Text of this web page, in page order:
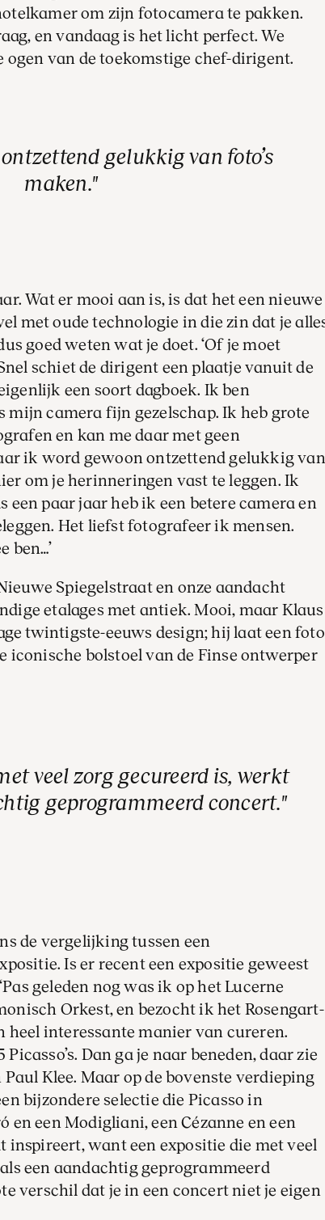
om zijn fotocamera te pakken.
en vandaag is het licht perfect. We
van de toekomstige chef-dirigent.
gelukkig van foto’s
maken.
Wat er mooi aan is, is dat het een nieuwe
met oude technologie in die zin dat je
goed weten wat je doet. ‘Of je moet
schiet de dirigent een plaatje vanuit de
een soort dagboek. Ik ben
mijn camera fijn gezelschap. Ik heb grote
en kan me daar met geen
ik word gewoon ontzettend gelukkig van
om je herinneringen vast te leggen. Ik
een paar jaar heb ik een betere camera en
Het liefst fotografeer ik mensen.
ben…’
­Spiegelstraat en onze aandacht
etalages met antiek. Mooi, maar Klaus
twintigste-eeuws design; hij laat een foto
iconische bolstoel van de Finse ontwerper
veel zorg gecureerd is, werkt
geprogrammeerd concert.
de vergelijking tussen een
Is er recent een expositie geweest
geleden nog was ik op het Lucerne
Orkest, en bezocht ik het Rosengart-
heel interessante manier van cureren.
Dan ga je naar beneden, daar zie
Klee. Maar op de bovenste verdieping
bijzondere selectie die Picasso in
en een Modigliani, een Cézanne en een
inspireert, want een expositie die met veel
een aandachtig geprogrammeerd
verschil dat je in een concert niet je eigen